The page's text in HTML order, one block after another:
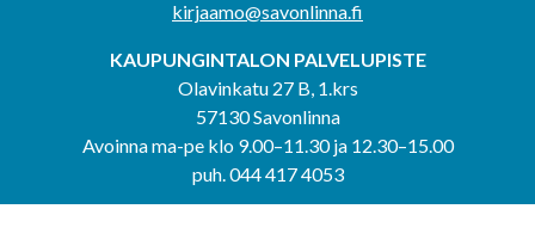
kirjaamo@savonlinna.fi
KAUPUNGINTALON PALVELUPISTE
Olavinkatu 27 B, 1.krs
57130 Savonlinna
Avoinna ma-pe klo 9.00–11.30 ja 12.30–15.00
puh. 044 417 4053